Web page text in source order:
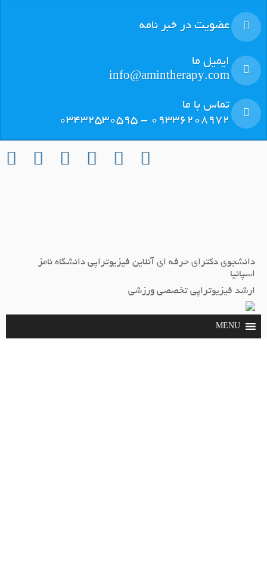
عضویت در خبر نامه
ایمیل ما
info@amintherapy.com
تماس با ما
٠٩٣٣٦٢٠٨٩٧٢ - ٠٣٤٣٢٥٣٠٥٩٥
دانشجوی دکترای حرفه ای آنلاین فیزیوتراپی دانشگاه نامز
اسپانیا
ارشد فيزيوتراپي تخصصي ورزشي